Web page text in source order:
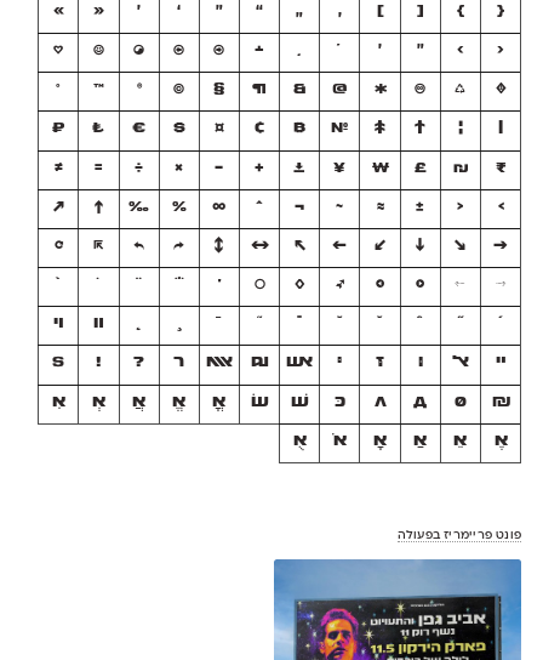
{
}
[
]
‚
„
“
”
‘
’
«
»
‹
›
"
'
ʹ
͵ ﬩ ⍈
⍇
☯
☺
♡
♦
♺
♾
✱
@
&
¶
§
©
®
™
°
¦
†
‡
№
₿
¢
¤
$
€
₺
₽
₹
₪
£
₩
¥
⤓
+
−
×
÷
=
≠
>
<
±
≈
~
¬
^
∞
%
‰
↑
↗
→
↘
↓
↙
←
↖
↔
↕
↷
↶
⇱
↺
⇢
⇠
⇾
⇽
➹
◊
◯
΄
΅
¨
˙
`
´
˝
ˆ
ˇ
˘
˚
˜
¯
˛ װ ױ
ײ ﭏ וּ זּ יּ אש וגם אאא ר ?
!
$
₪
0
д
л כּ שׁ שׂ אֳ אֱ אֲ אְ אִ
אֶ אֵ אַ אָ אֹ אֻ
פונט פריימריז בפעולה